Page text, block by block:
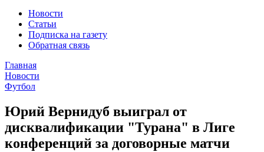
Новости
Статьи
Подписка на газету
Обратная связь
Главная
Новости
Футбол
Юрий Вернидуб выиграл от
дисквалификации "Турана" в Лиге
конференций за договорные матчи